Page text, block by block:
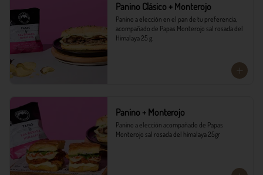
Panino Clásico + Monterojo
Panino a elección en el pan de tu preferencia,
acompañado de Papas Monterojo sal rosada del
Himalaya 25 g.
Panino + Monterojo
Panino a elección acompañado de Papas
Monterojo sal rosada del himalaya 25gr